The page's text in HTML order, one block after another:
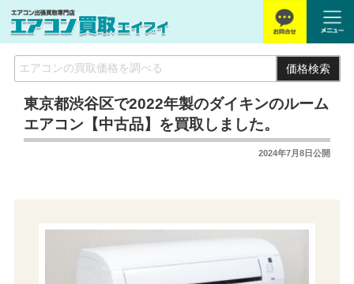
価格検索
東京都渋谷区で2022年製のダイキンのルーム
エアコン【中古品】を買取しました。
2024年7月8日公開